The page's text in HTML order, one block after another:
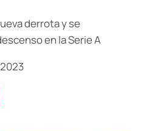
derrota y se
en la Serie A